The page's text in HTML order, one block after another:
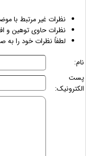
نظرات غیر مرتبط با
نظرات حاوی توهین و
لطفاً نظرات خود را به
نام:
پست
الکترونیک: